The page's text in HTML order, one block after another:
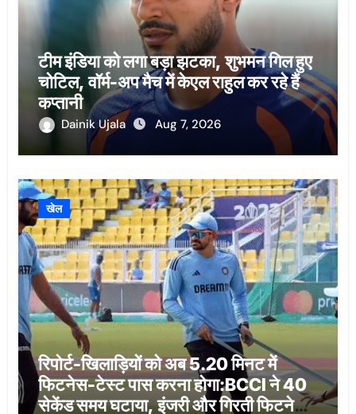
टीम इंडिया को लगा बड़ा झटका, शुभमन गिल हुए
चोटिल, वॉर्म-अप मैच में केएल राहुल कर रहे हैं
कप्तानी
Dainik Ujala Aug 7, 2026
खेल
रिपोर्ट-खिलाड़ियों को अब 5.20 मिनट में
फिटनेस-टेस्ट पास करना होगा:BCCI ने 40
सेकेंड समय घटाया, इंजरी और गिरती फिटनेस